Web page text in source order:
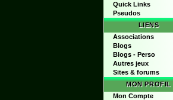
Quick Links
Pseudos
LIENS
Associations
Blogs
Blogs - Perso
Autres jeux
Sites & forums
MON PROFIL
Mon Compte